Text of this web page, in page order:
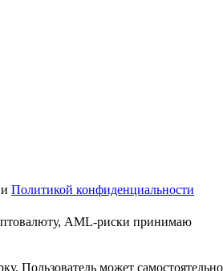
и Политикой конфиденциальности
AML-риски принимаю
Пользователь может